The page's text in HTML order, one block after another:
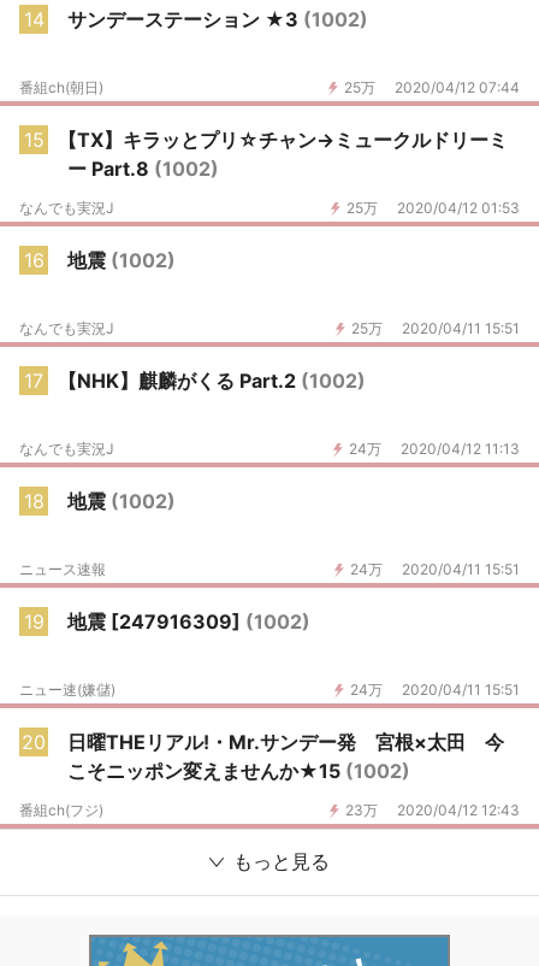
14 サンデーステーション ★3 (1002)
25万 2020/04/12 07:44
番組ch(朝日)
15
【TX】キラッとプリ☆チャン→ミュークルドリーミ
ー Part.8 (1002)
25万 2020/04/12 01:53
なんでも実況J
16 地震 (1002)
25万 2020/04/11 15:51
なんでも実況J
17 【NHK】麒麟がくる Part.2 (1002)
24万 2020/04/12 11:13
なんでも実況J
18 地震 (1002)
24万 2020/04/11 15:51
ニュース速報
19 地震 [247916309] (1002)
24万 2020/04/11 15:51
ニュー速(嫌儲)
20
日曜THEリアル!・Mr.サンデー発 宮根×太田 今
こそニッポン変えませんか★15 (1002)
23万 2020/04/12 12:43
番組ch(フジ)
もっと見る